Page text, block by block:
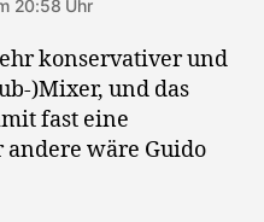
20:58 Uhr
konservativer und
)Mixer, und das
fast eine
wäre Guido